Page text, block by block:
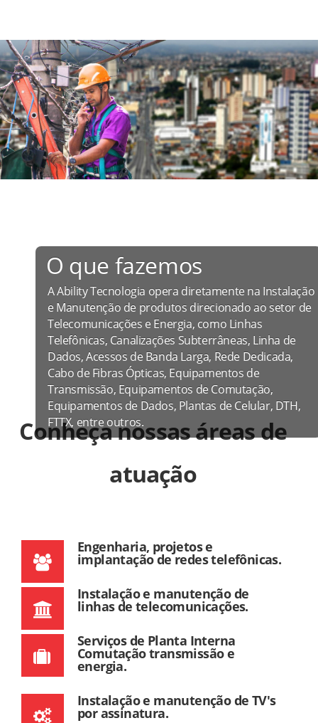
O que fazemos
A Ability Tecnologia opera diretamente na Instalação
e Manutenção de produtos direcionado ao setor de
Telecomunicações e Energia, como Linhas
Telefônicas, Canalizações Subterrâneas, Linha de
Dados, Acessos de Banda Larga, Rede Dedicada,
Cabo de Fibras Ópticas, Equipamentos de
Transmissão, Equipamentos de Comutação,
Equipamentos de Dados, Plantas de Celular, DTH,
FTTX, entre outros.
Conheça nossas áreas de
atuação
Engenharia, projetos e
implantação de redes telefônicas.
Instalação e manutenção de
linhas de telecomunicações.
Serviços de Planta Interna
Comutação transmissão e
energia.
Instalação e manutenção de TV's
por assinatura.